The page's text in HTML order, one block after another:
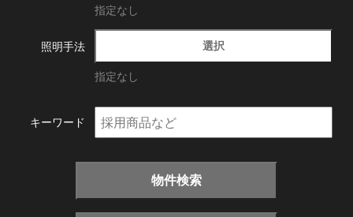
指定なし
照明手法 選択
指定なし
キーワード
物件検索